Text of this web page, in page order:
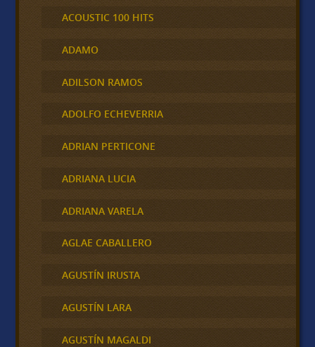
ACOUSTIC 100 HITS
ADAMO
ADILSON RAMOS
ADOLFO ECHEVERRIA
ADRIAN PERTICONE
ADRIANA LUCIA
ADRIANA VARELA
AGLAE CABALLERO
AGUSTÍN IRUSTA
AGUSTÍN LARA
AGUSTÍN MAGALDI